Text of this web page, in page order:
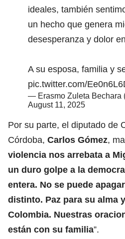
ideales, también
un hecho que genera
desesperanza y dolor
A su esposa, familia y
pic.twitter.com/
— Erasmo Zuleta Bechara
August 11, 2025
Por su parte, el diputado de
Córdoba, Carlos Gómez,
violencia nos arrebata a
un duro golpe a la
entera. No se puede
distinto. Paz para su alma
Colombia. Nuestras
están con su familia”.